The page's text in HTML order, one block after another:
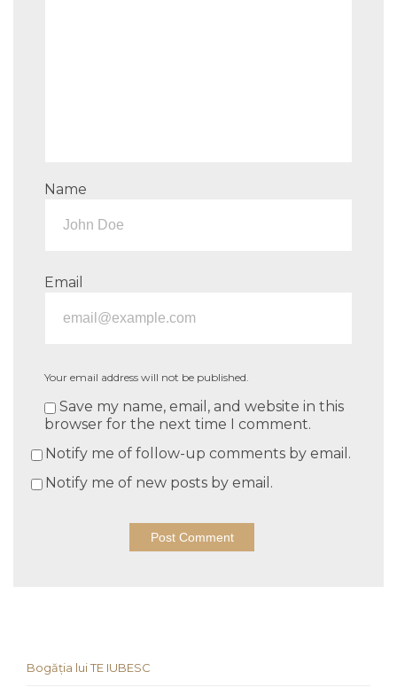
Name
Email
Your email address will not be published.
Save my name, email, and website in this
browser for the next time I comment.
Notify me of follow-up comments by email.
Notify me of new posts by email.
Bogăția lui TE IUBESC